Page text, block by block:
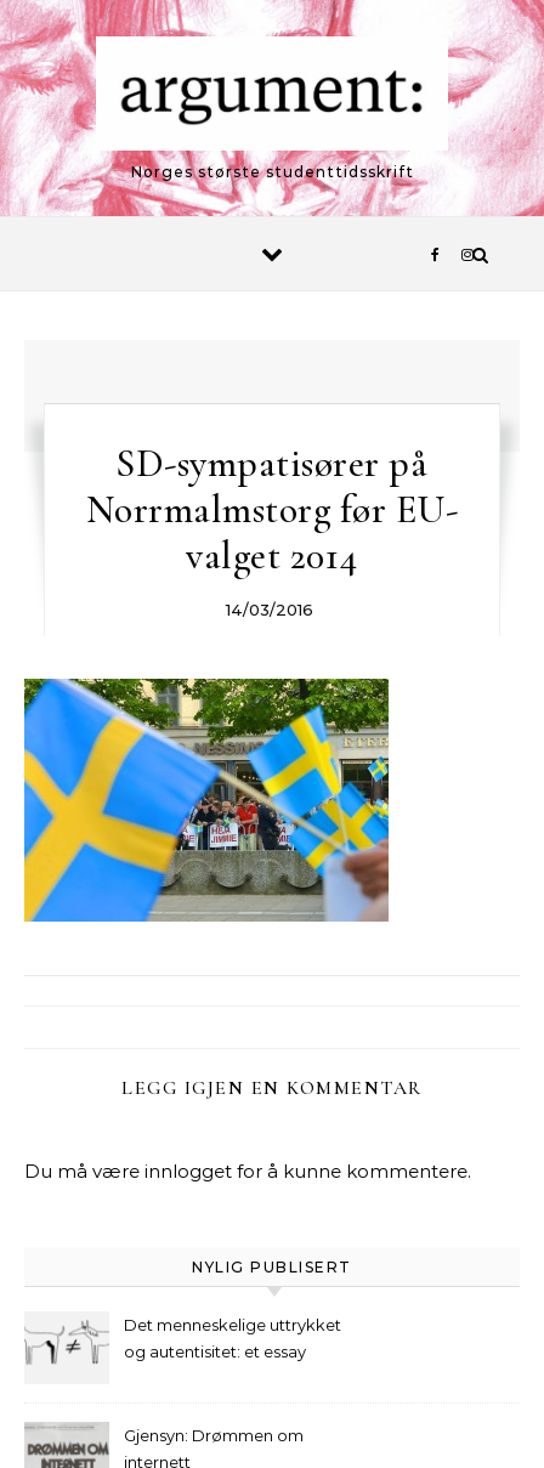
Skip to content
Norges største studenttidsskrift
SD-sympatisører på
Norrmalmstorg før EU-
valget 2014
14/03/2016
LEGG IGJEN EN KOMMENTAR
Du må være innlogget for å kunne kommentere.
NYLIG PUBLISERT
Det menneskelige uttrykket
og autentisitet: et essay
Gjensyn: Drømmen om
internett